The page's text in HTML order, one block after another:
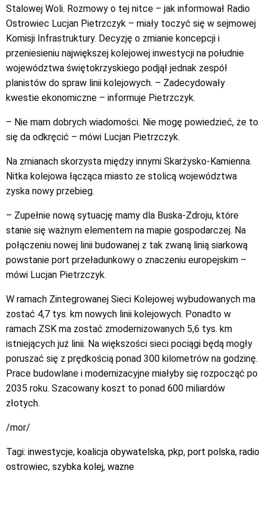
Stalowej Woli. Rozmowy o tej nitce – jak informował Radio
Ostrowiec Lucjan Pietrzczyk – miały toczyć się w sejmowej
Komisji Infrastruktury. Decyzję o zmianie koncepcji i
przeniesieniu największej kolejowej inwestycji na południe
województwa świętokrzyskiego podjął jednak zespół
planistów do spraw linii kolejowych. – Zadecydowały
kwestie ekonomiczne – informuje Pietrzczyk.
– Nie mam dobrych wiadomości. Nie mogę powiedzieć, że to
się da odkręcić – mówi Lucjan Pietrzczyk.
Na zmianach skorzysta między innymi Skarżysko-Kamienna.
Nitka kolejowa łącząca miasto ze stolicą województwa
zyska nowy przebieg.
– Zupełnie nową sytuację mamy dla Buska-Zdroju, które
stanie się ważnym elementem na mapie gospodarczej. Na
połączeniu nowej linii budowanej z tak zwaną linią siarkową
powstanie port przeładunkowy o znaczeniu europejskim –
mówi Lucjan Pietrzczyk.
W ramach Zintegrowanej Sieci Kolejowej wybudowanych ma
zostać 4,7 tys. km nowych linii kolejowych. Ponadto w
ramach ZSK ma zostać zmodernizowanych 5,6 tys. km
istniejących już linii. Na większości sieci pociągi będą mogły
poruszać się z prędkością ponad 300 kilometrów na godzinę.
Prace budowlane i modernizacyjne miałyby się rozpocząć po
2035 roku. Szacowany koszt to ponad 600 miliardów
złotych.
/mor/
Tagi: inwestycje, koalicja obywatelska, pkp, port polska, radio
ostrowiec, szybka kolej, wazne